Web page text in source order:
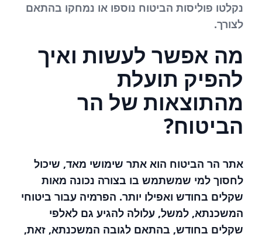
נקלטו פוליסות הביטוח נוספו או נמחקו בהתאם
לצורך.
מה אפשר לעשות ואיך
להפיק תועלת
מהתוצאות של הר
הביטוח?
אתר הר הביטוח הוא אתר שימושי מאד, שיכול
לחסוך למי שמשתמש בו בצורה נכונה מאות
שקלים בחודש ואפילו יותר. הפרמיה עבור ביטוחי
המשכנתא, למשל, עלולה להגיע גם לאלפי
שקלים בחודש, בהתאם לגובה המשכנתא, זאת,